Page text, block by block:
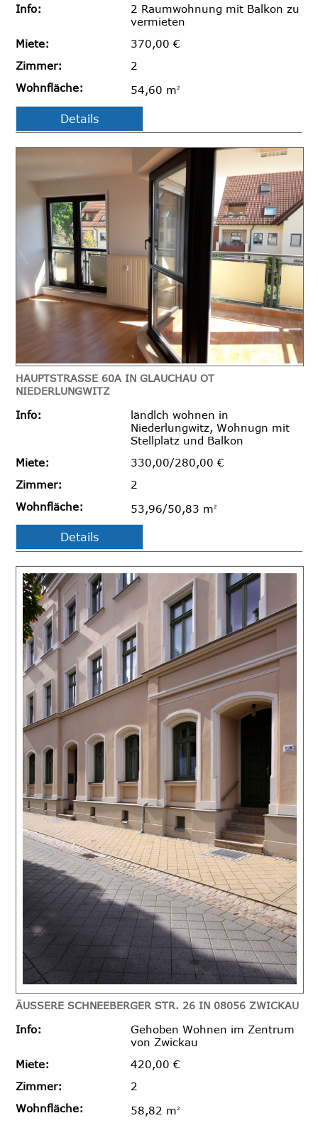
Info:
2 Raumwohnung mit Balkon zu
vermieten
Miete:
370,00 €
Zimmer:
2
Wohnfläche:
54,60 m2
Details
HAUPTSTRASSE 60A IN GLAUCHAU OT N
IEDERLUNGWITZ
Info:
ländlch wohnen in
Niederlungwitz, Wohnugn mit
Stellplatz und Balkon
Miete:
330,00/280,00 €
Zimmer:
2
Wohnfläche:
53,96/50,83 m2
Details
ÄUSSERE SCHNEEBERGER STR. 26 IN 08056 ZWICKAU
Info:
Gehoben Wohnen im Zentrum
von Zwickau
Miete:
420,00 €
Zimmer:
2
Wohnfläche:
58,82 m2